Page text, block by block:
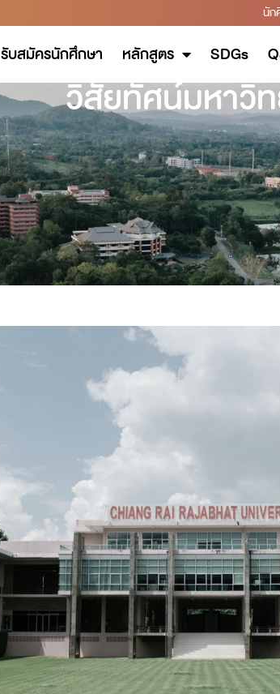
นัก
รับสมัครนักศึกษา หลักสูตร SDGs
วิสัยทัศน์มหาวิ